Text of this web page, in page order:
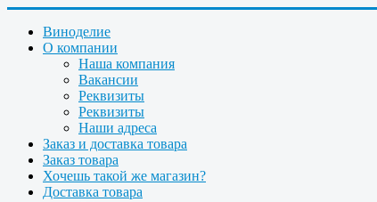
Виноделие
О компании
Наша компания
Вакансии
Реквизиты
Реквизиты
Наши адреса
Заказ и доставка товара
Заказ товара
Хочешь такой же магазин?
Доставка товара